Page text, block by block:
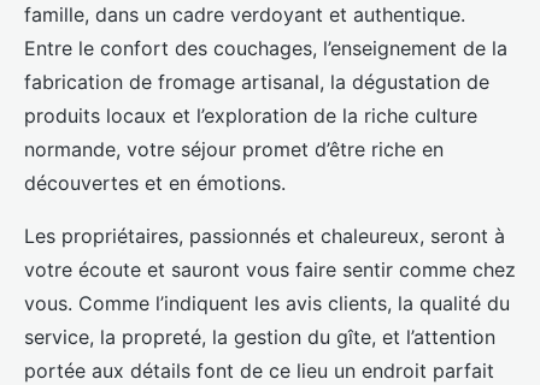
famille, dans un cadre verdoyant et authentique.
Entre le confort des couchages, l’enseignement de la
fabrication de fromage artisanal, la dégustation de
produits locaux et l’exploration de la riche culture
normande, votre séjour promet d’être riche en
découvertes et en émotions.
Les propriétaires, passionnés et chaleureux, seront à
votre écoute et sauront vous faire sentir comme chez
vous. Comme l’indiquent les avis clients, la qualité du
service, la propreté, la gestion du gîte, et l’attention
portée aux détails font de ce lieu un endroit parfait